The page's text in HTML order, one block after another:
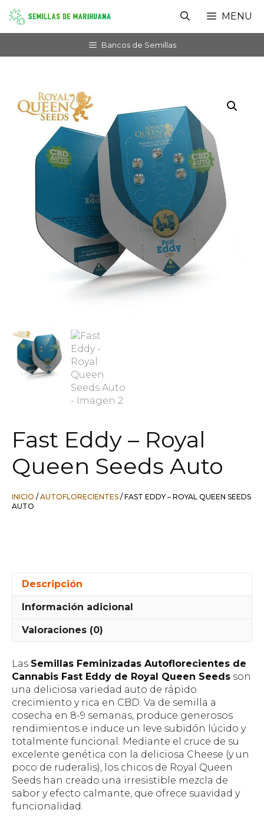
Saltar
contenido
MENU
Bancos de Semillas
Fast Eddy – Royal
Queen Seeds Auto
INICIO / AUTOFLORECIENTES / FAST EDDY – ROYAL QUEEN SEEDS
AUTO
Descripción
Información adicional
Valoraciones (0)
Las Semillas Feminizadas Autoflorecientes de
Cannabis Fast Eddy de Royal Queen Seeds son
una deliciosa variedad auto de rápido
crecimiento y rica en CBD. Va de semilla a
cosecha en 8-9 semanas, produce generosos
rendimientos e induce un leve subidón lúcido y
totalmente funcional. Mediante el cruce de su
excelente genética con la deliciosa Cheese (y un
poco de ruderalis), los chicos de Royal Queen
Seeds han creado una irresistible mezcla de
sabor y efecto calmante, que ofrece suavidad y
funcionalidad.